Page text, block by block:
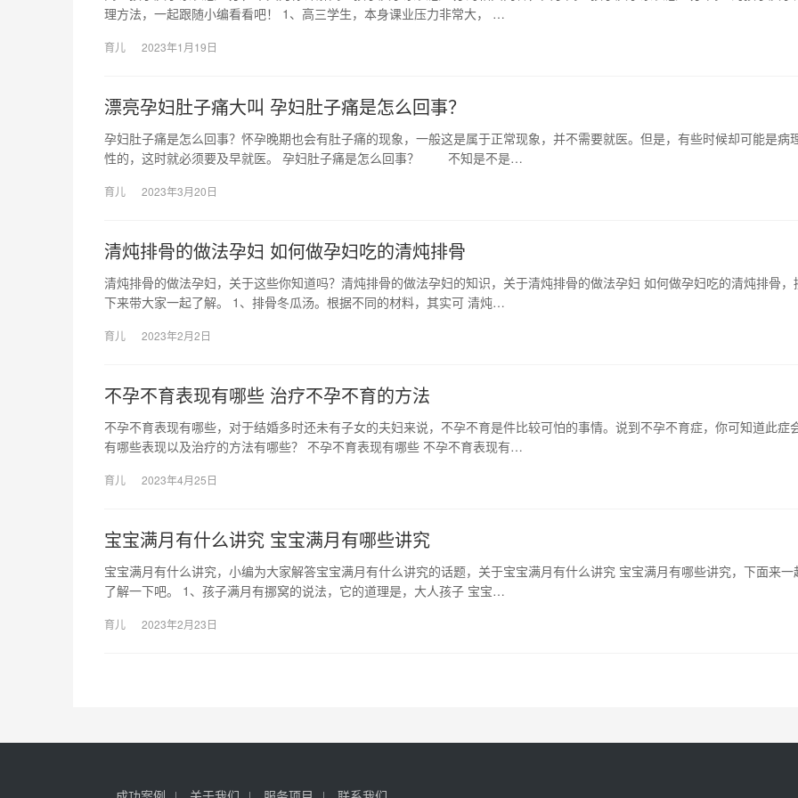
理方法，一起跟随小编看看吧！ 1、高三学生，本身课业压力非常大， …
育儿 2023年1月19日
漂亮孕妇肚子痛大叫 孕妇肚子痛是怎么回事？
孕妇肚子痛是怎么回事？怀孕晚期也会有肚子痛的现象，一般这是属于正常现象，并不需要就医。但是，有些时候却可能是病
性的，这时就必须要及早就医。 孕妇肚子痛是怎么回事？ 不知是不是…
育儿 2023年3月20日
清炖排骨的做法孕妇 如何做孕妇吃的清炖排骨
清炖排骨的做法孕妇，关于这些你知道吗？清炖排骨的做法孕妇的知识，关于清炖排骨的做法孕妇 如何做孕妇吃的清炖排骨，
下来带大家一起了解。 1、排骨冬瓜汤。根据不同的材料，其实可 清炖…
育儿 2023年2月2日
不孕不育表现有哪些 治疗不孕不育的方法
不孕不育表现有哪些，对于结婚多时还未有子女的夫妇来说，不孕不育是件比较可怕的事情。说到不孕不育症，你可知道此症
有哪些表现以及治疗的方法有哪些？ 不孕不育表现有哪些 不孕不育表现有…
育儿 2023年4月25日
宝宝满月有什么讲究 宝宝满月有哪些讲究
宝宝满月有什么讲究，小编为大家解答宝宝满月有什么讲究的话题，关于宝宝满月有什么讲究 宝宝满月有哪些讲究，下面来一
了解一下吧。 1、孩子满月有挪窝的说法，它的道理是，大人孩子 宝宝…
育儿 2023年2月23日